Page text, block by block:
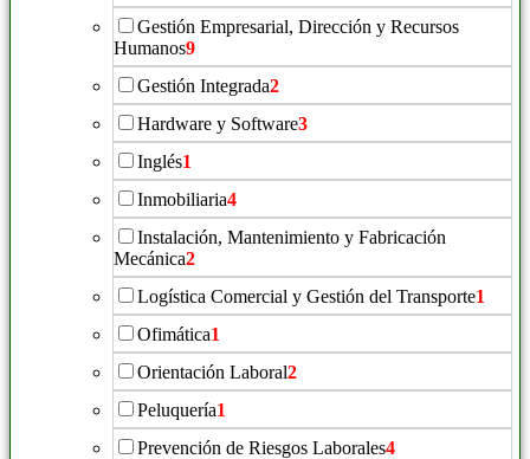
Gestión Empresarial, Dirección y Recursos
Humanos9
Gestión Integrada2
Hardware y Software3
Inglés1
Inmobiliaria4
Instalación, Mantenimiento y Fabricación
Mecánica2
Logística Comercial y Gestión del Transporte1
Ofimática1
Orientación Laboral2
Peluquería1
Prevención de Riesgos Laborales4